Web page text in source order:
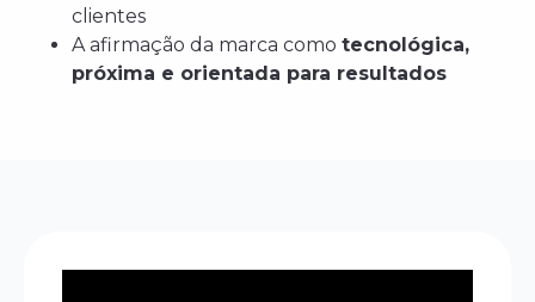
clientes
A afirmação da marca como tecnológica,
próxima e orientada para resultados